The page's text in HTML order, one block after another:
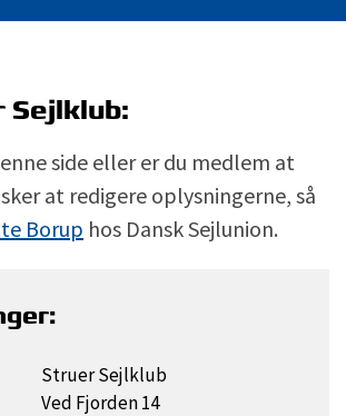
Sejlklub:
side eller er du medlem at
at redigere oplysningerne, så
Borup hos Dansk Sejlunion.
Struer Sejlklub
Ved Fjorden 14